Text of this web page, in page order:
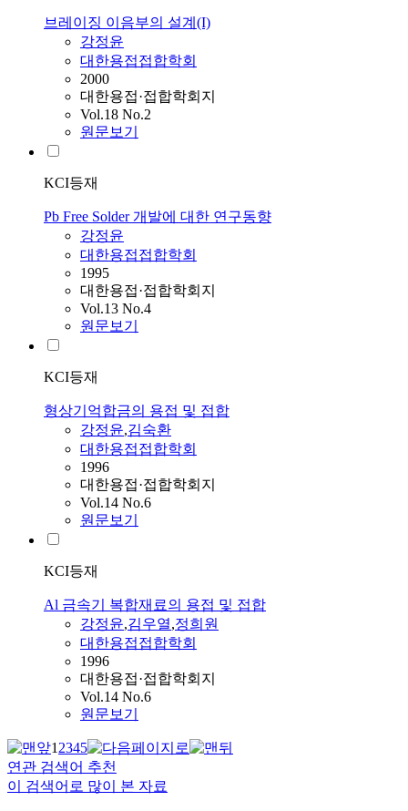
브레이징 이음부의 설계(I)
강정윤
대한용접접합학회
2000
대한용접·접합학회지
Vol.18 No.2
원문보기
KCI등재
Pb Free Solder 개발에 대한 연구동향
강정윤
대한용접접합학회
1995
대한용접·접합학회지
Vol.13 No.4
원문보기
KCI등재
형상기억합금의 용접 및 접합
강정윤,김숙환
대한용접접합학회
1996
대한용접·접합학회지
Vol.14 No.6
원문보기
KCI등재
Al 금속기 복합재료의 용접 및 접합
강정윤,김우열,정희원
대한용접접합학회
1996
대한용접·접합학회지
Vol.14 No.6
원문보기
12345
연관 검색어 추천
이 검색어로 많이 본 자료